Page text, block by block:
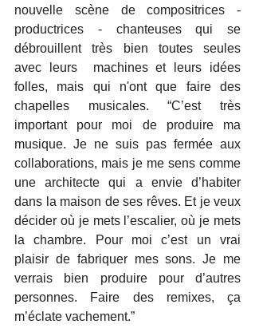
nouvelle scène de compositrices -
productrices - chanteuses qui se
débrouillent très bien toutes seules
avec leurs  machines et leurs idées
folles, mais qui n'ont que faire des
chapelles musicales. “C’est très
important pour moi de produire ma
musique. Je ne suis pas fermée aux
collaborations, mais je me sens comme
une architecte qui a envie d’habiter
dans la maison de ses rêves. Et je veux
décider où je mets l’escalier, où je mets
la chambre. Pour moi c’est un vrai
plaisir de fabriquer mes sons. Je me
verrais bien produire pour d’autres
personnes. Faire des remixes, ça
m’éclate vachement.”